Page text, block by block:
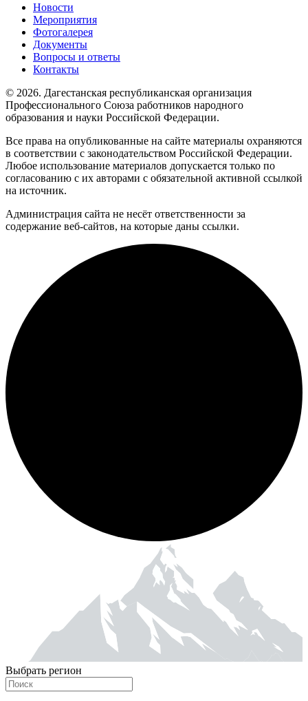
Новости
Мероприятия
Фотогалерея
Документы
Вопросы и ответы
Контакты
© 2026. Дагестанская республиканская организация
Профессионального Союза работников народного
образования и науки Российской Федерации.
Все права на опубликованные на сайте материалы охраняются
в соответствии с законодательством Российской Федерации.
Любое использование материалов допускается только по
согласованию с их авторами с обязательной активной ссылкой
на источник.
Администрация сайта не несёт ответственности за
содержание веб-сайтов, на которые даны ссылки.
Выбрать регион